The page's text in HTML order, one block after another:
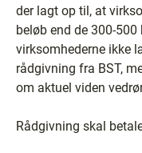
der lagt op til, at
beløb end de 300-
virksomhederne ikke
rådgivning fra BST,
om aktuel viden
Rådgivning skal